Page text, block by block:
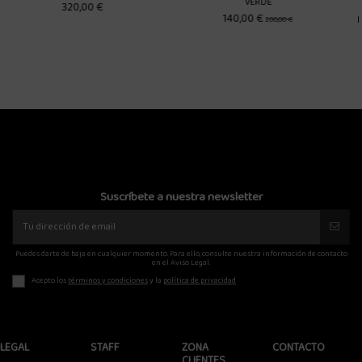
MAISON ERODE WAVE ZIPPED HOOD JUNGLES
Suscríbete a nuestra newsletter
Puedes darte de baja en cualquier momento. Para ello, consulte nuestra información de contacto
en el Aviso Legal.
Acepto lostérminos y condicionesy la política de privacidad
LEGAL STAFF ZONA CONTACTO